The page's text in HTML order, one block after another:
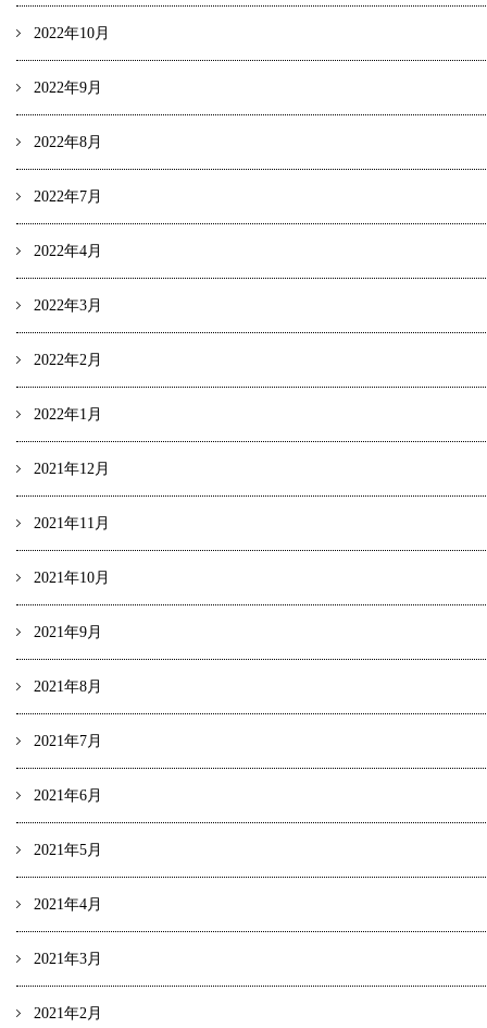
2022年10月
2022年9月
2022年8月
2022年7月
2022年4月
2022年3月
2022年2月
2022年1月
2021年12月
2021年11月
2021年10月
2021年9月
2021年8月
2021年7月
2021年6月
2021年5月
2021年4月
2021年3月
2021年2月